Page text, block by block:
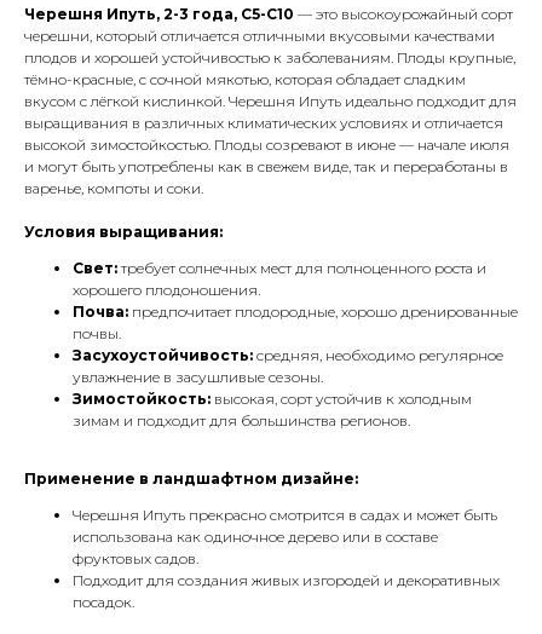
Черешня Ипуть, 2-3 года, С5-С10 — это высокоурожайный сорт
черешни, который отличается отличными вкусовыми качествами
плодов и хорошей устойчивостью к заболеваниям. Плоды крупные,
тёмно-красные, с сочной мякотью, которая обладает сладким
вкусом с лёгкой кислинкой. Черешня Ипуть идеально подходит для
выращивания в различных климатических условиях и отличается
высокой зимостойкостью. Плоды созревают в июне — начале июля
и могут быть употреблены как в свежем виде, так и переработаны в
варенье, компоты и соки.
Условия выращивания:
Свет:требует солнечных мест для полноценного роста и
хорошего плодоношения.
Почва: предпочитает плодородные, хорошо дренированные
почвы.
Засухоустойчивость: средняя, необходимо регулярное
увлажнение в засушливые сезоны.
Зимостойкость: высокая, сорт устойчив к холодным
зимам и подходит для большинства регионов.
Применение в ландшафтном дизайне:
Черешня Ипуть прекрасно смотрится в садах и может быть
использована как одиночное дерево или в составе
фруктовых садов.
Подходит для создания живых изгородей и декоративных
посадок.